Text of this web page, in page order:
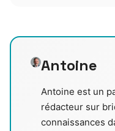
Antoine
Antoine est un
rédacteur sur
connaissances